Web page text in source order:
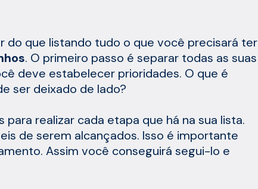
do que listando tudo o que você precisará ter
. O primeiro passo é separar todas as suas
deve estabelecer prioridades. O que é
ser deixado de lado?
realizar cada etapa que há na sua lista.
de serem alcançados. Isso é importante
Assim você conseguirá segui-lo e